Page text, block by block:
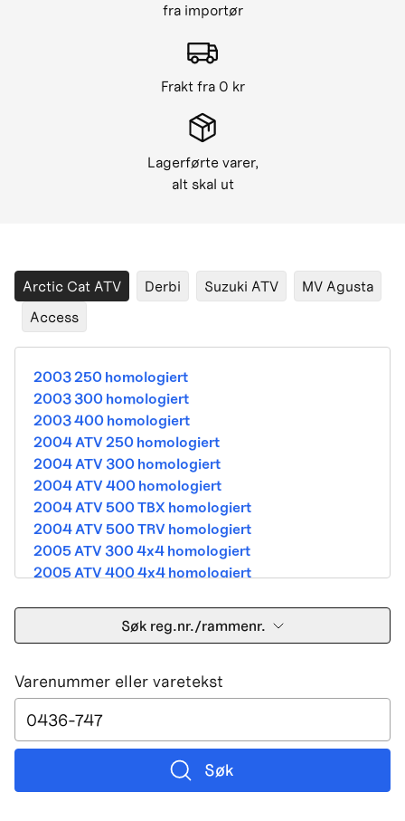
fra importør
Frakt fra 0 kr
Lagerførte varer,
alt skal ut
Arctic Cat ATV Derbi Suzuki ATV
MV Agusta
Access
2003 250 homologiert
2003 300 homologiert
2003 400 homologiert
2004 ATV 250 homologiert
2004 ATV 300 homologiert
2004 ATV 400 homologiert
2004 ATV 500 TBX homologiert
2004 ATV 500 TRV homologiert
2005 ATV 300 4x4 homologiert
2005 ATV 400 4x4 homologiert
2005 ATV 500 TRV homologiert
2005 ATV 500i 4x4A homologiert
2005 DVX 400 street homologiert
2006 250 Utility Street Legal
2006 400 Street Legal
2006 400 3in1 Street Legal
2006 400 dvx street-2x4 homologated b390b
2006 500 4x4A Street Legal
Søk reg.nr./rammenr.
Varenummer eller varetekst
Søk